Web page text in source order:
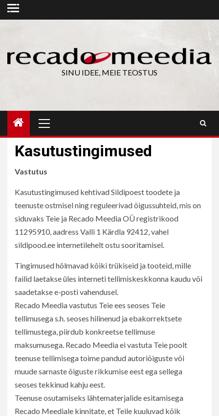
Skip
to
SINU IDEE, MEIE TEOSTUS
Menu
Kasutustingimused
Vastutus
Kasutustingimused kehtivad Sildipoest toodete ja
teenuste ostmisel ning reguleerivad õigussuhteid, mis on
siduvaks Teie ja Recado Meedia OÜ registrikood
11295910, aadress Valli 1 Kärdla 92412, vahel
sildipood.ee internetilehelt ostu sooritamisel.
Tingimused hõlmavad kõiki trükiseid ja tooteid, mille
failid laetakse üles interneti tellimiskeskkonna kaudu või
saadetakse e-posti vahendusel.
Recado Meedia vastutus Teie ees seoses Teie
tellimusega s.h. seoses hilinenud ja ebakorrektsete
tellimustega, piirdub konkreetse tellimuse
maksumusega. Recado Meedia ei vastuta Teie poolt
teenuse tellimisega toime pandud autoriõiguste või
muude sarnaste õiguste rikkumise eest ega sellega
seoses tekkinud kahju eest.
Teenuse osutamiseks lähtematerjalide esitamisega
Recado Meediale kinnitate, et Teile kuuluvad kõik